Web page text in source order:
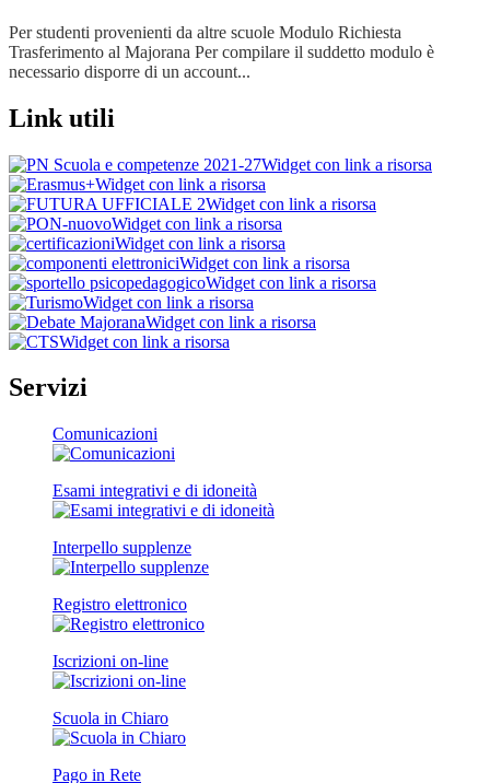
Per studenti provenienti da altre scuole Modulo Richiesta
Trasferimento al Majorana Per compilare il suddetto modulo è
necessario disporre di un account...
Link utili
Widget con link a risorsa
Widget con link a risorsa
Widget con link a risorsa
Widget con link a risorsa
Widget con link a risorsa
Widget con link a risorsa
Widget con link a risorsa
Widget con link a risorsa
Widget con link a risorsa
Widget con link a risorsa
Servizi
Comunicazioni
Esami integrativi e di idoneità
Interpello supplenze
Registro elettronico
Iscrizioni on-line
Scuola in Chiaro
Pago in Rete